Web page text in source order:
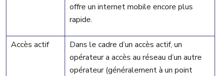
offre un internet mobile encore plus
rapide.
Accès actif
Dans le cadre d’un accès actif, un
opérateur a accès au réseau d’un autre
opérateur (généralement à un point